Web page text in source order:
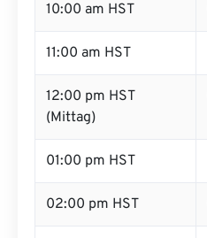
10:00 am HST
11:00 am HST
12:00 pm HST
(Mittag)
01:00 pm HST
02:00 pm HST